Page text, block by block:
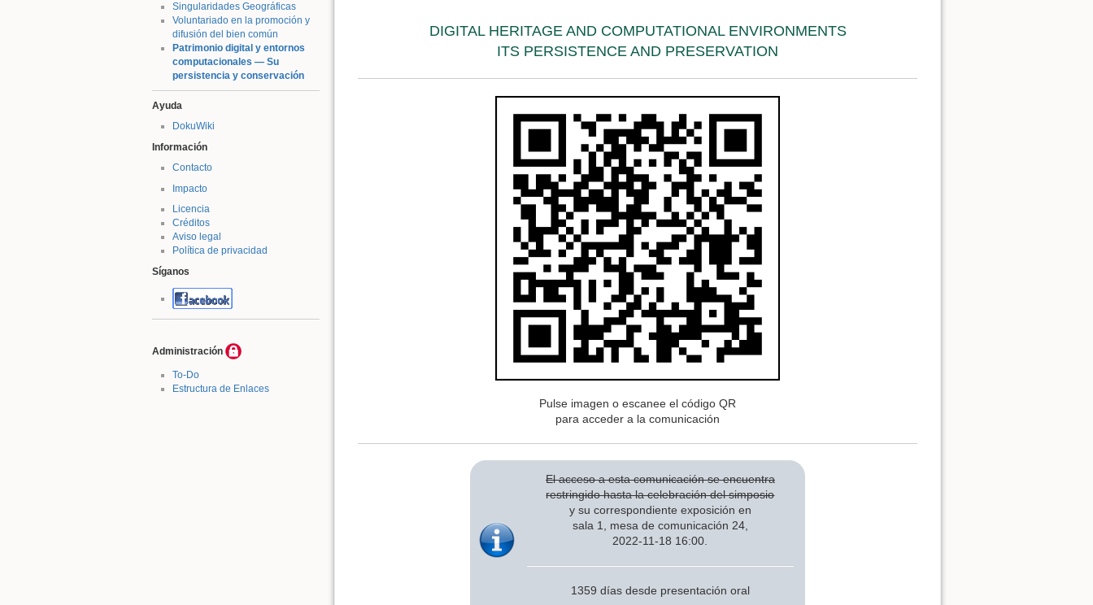
Singularidades Geográficas
Voluntariado en la promoción y
difusión del bien común
Patrimonio digital y entornos
computacionales — Su
persistencia y conservación
Ayuda
DokuWiki
Información
Contacto
Impacto
Licencia
Créditos
Aviso legal
Política de privacidad
Síganos
Administración
To-Do
Estructura de Enlaces
DIGITAL HERITAGE AND COMPUTATIONAL ENVIRONMENTS
ITS PERSISTENCE AND PRESERVATION
Pulse imagen o escanee el código QR
para acceder a la comunicación
El acceso a esta comunicación se encuentra
restringido hasta la celebración del simposio
y su correspondiente exposición en
sala 1, mesa de comunicación 24,
2022-11-18 16:00.
1359 días desde presentación oral